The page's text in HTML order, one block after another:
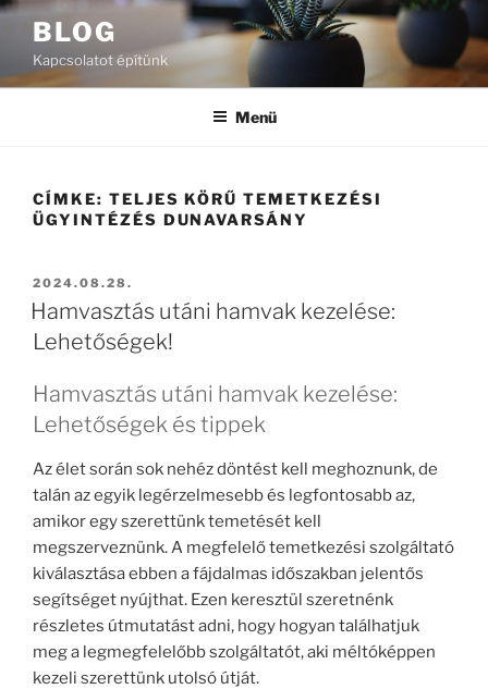
Tartalomhoz
BLOG
Kapcsolatot építünk
Menü
CÍMKE: TELJES KÖRŰ TEMETKEZÉSI
ÜGYINTÉZÉS DUNAVARSÁNY
BEKÜLDVE:
2024.08.28.
Hamvasztás utáni hamvak kezelése:
Lehetőségek!
Hamvasztás utáni hamvak kezelése:
Lehetőségek és tippek
Az élet során sok nehéz döntést kell meghoznunk, de
talán az egyik legérzelmesebb és legfontosabb az,
amikor egy szerettünk temetését kell
megszerveznünk. A megfelelő temetkezési szolgáltató
kiválasztása ebben a fájdalmas időszakban jelentős
segítséget nyújthat. Ezen keresztül szeretnénk
részletes útmutatást adni, hogy hogyan találhatjuk
meg a legmegfelelőbb szolgáltatót, aki méltóképpen
kezeli szerettünk utolsó útját.